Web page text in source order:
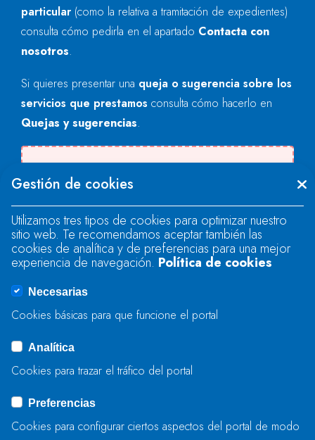
particular (como la relativa a tramitación de expedientes)
consulta cómo pedirla en el apartado Contacta con
nosotros.
Si quieres presentar una queja o sugerencia sobre los
servicios que prestamos consulta cómo hacerlo en
Quejas y sugerencias.
"text".
Se produjo un error al cargar el campo
"text".
Se produjo un error al cargar el campo
ENVIAR
Gestión de cookies
Utilizamos tres tipos de cookies para optimizar nuestro
sitio web. Te recomendamos aceptar también las
cookies de analítica y de preferencias para una mejor
experiencia de navegación. Política de cookies
Necesarias
Cookies básicas para que funcione el portal
Analítica
Cookies para trazar el tráfico del portal
Preferencias
Cookies para configurar ciertos aspectos del portal de modo